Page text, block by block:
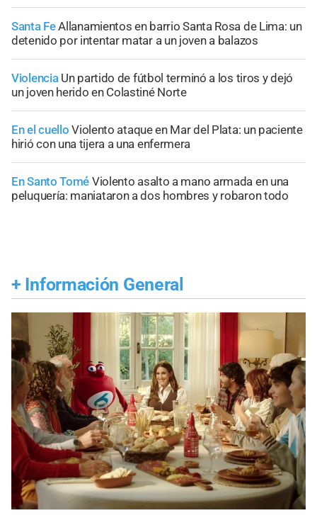
Santa FeAllanamientos en barrio Santa Rosa de Lima: un
detenido por intentar matar a un joven a balazos
Violencia Un partido de fútbol terminó a los tiros y dejó
un joven herido en Colastiné Norte
En el cuello Violento ataque en Mar del Plata: un paciente
hirió con una tijera a una enfermera
En Santo Tomé Violento asalto a mano armada en una
peluquería: maniataron a dos hombres y robaron todo
+ Información General